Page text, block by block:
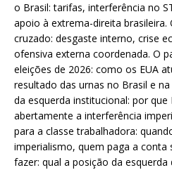
o Brasil: tarifas, interferência no
apoio à extrema-direita
cruzado: desgaste interno, crise
ofensiva externa coordenada. O
eleições de 2026: como os EUA
resultado das urnas no Brasil e
da esquerda institucional: por
abertamente a interferência
para a classe trabalhadora:
imperialismo, quem paga a conta
fazer: qual a posição da